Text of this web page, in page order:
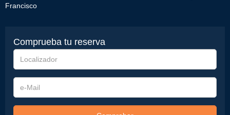
Francisco
Comprueba tu reserva
Localizador
e-
Mail